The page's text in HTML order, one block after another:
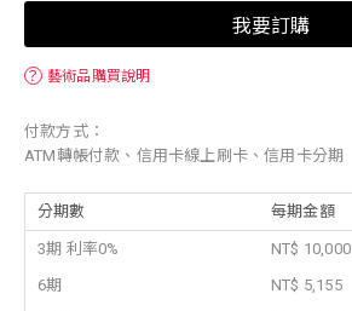
我要訂購
？ 藝術品購買說明
付款方式：
ATM轉帳付款、信用卡線上刷卡、信用卡分期
分期數 每期金額
3期 利率0%
NT$ 10,000
6期
NT$ 5,155